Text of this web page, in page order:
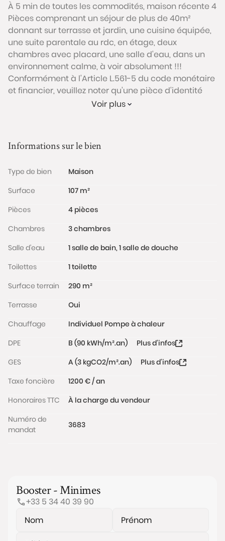
À 5 min de toutes les commodités, maison récente 4
Pièces comprenant un séjour de plus de 40m²
donnant sur terrasse et jardin, une cuisine équipée,
une suite parentale au rdc, en étage, deux
chambres avec placard, une salle d'eau, dans un
environnement calme, à voir absolument !!!
Conformément à l'Article L.561-5 du code monétaire
et financier, veuillez noter qu'une pièce d'identité
sera exigée pour tous les visiteurs majeurs avant
exposé sont disponibles sur le site Géorisques :
Voir plus
Informations sur le bien
Type de bien
Maison
Surface
107 m²
Pièces
4 pièces
Chambres
3 chambres
Salle d'eau
1 salle de bain, 1 salle de douche
Toilettes
1 toilette
Surface terrain
290 m²
Terrasse
Oui
Chauffage
Individuel Pompe à chaleur
DPE
B (90 kWh/m².an)
Plus d'infos
GES
A (3 kgCO2/m².an)
Plus d'infos
Taxe foncière
1200 € / an
Honoraires TTC
À la charge du vendeur
Numéro de
mandat
3683
Booster - Minimes
+33 5 34 40 39 90